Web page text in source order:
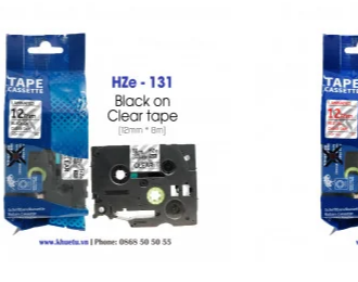
năng mạnh mẽ, hỗ trợ linh hoạt cho nhu cầu thi
In từ điện